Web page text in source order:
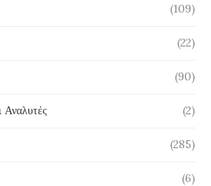
(109)
(22)
(90)
(2)
(285)
(6)